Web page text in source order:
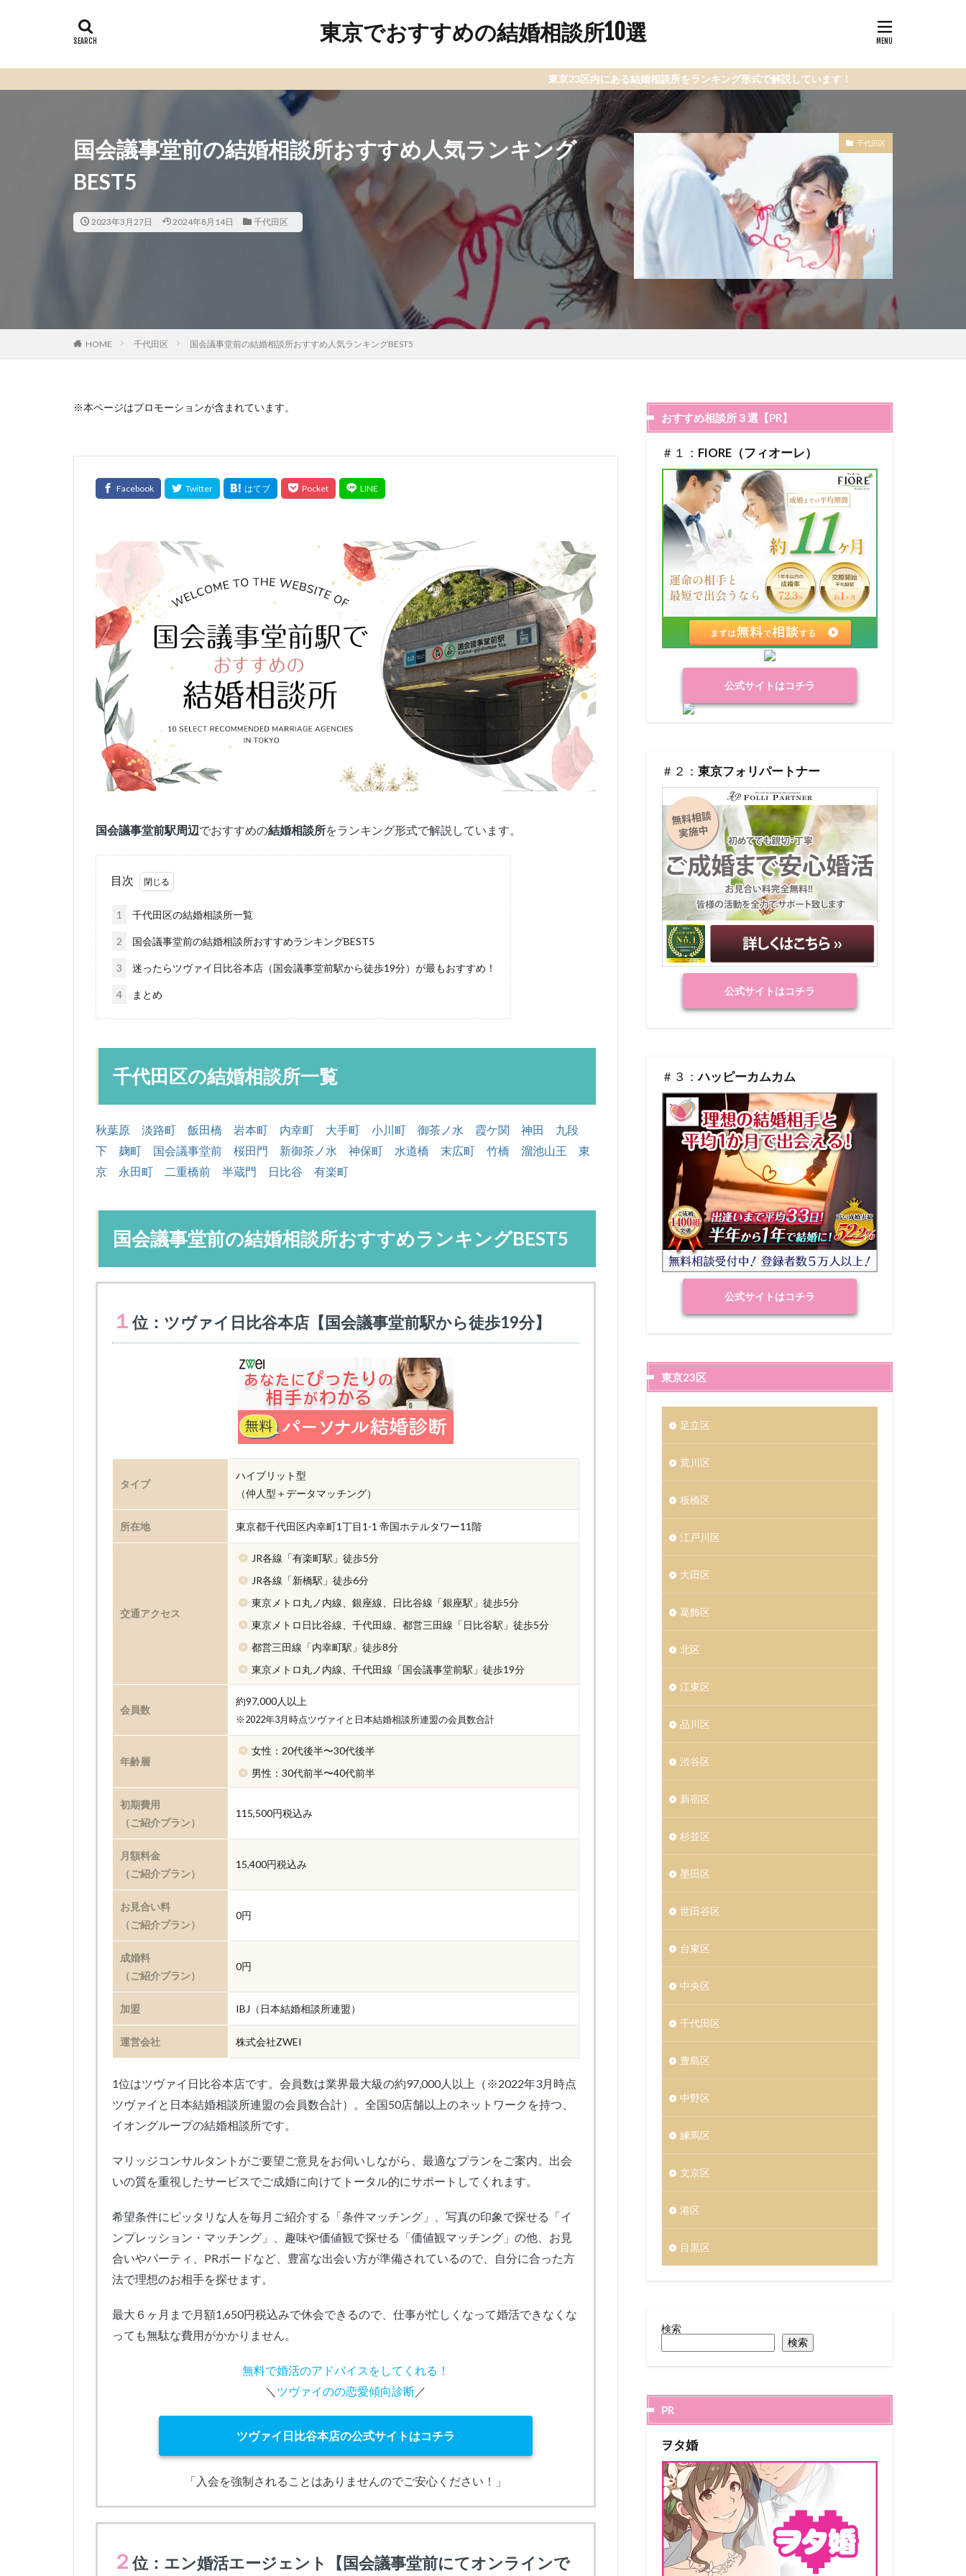
東京でおすすめの結婚相談所10選
東京23区内にある結婚相談所をランキング形式で解説しています！
国会議事堂前の結婚相談所おすすめ人気ランキング
BEST5
2023年3月27日 2024年8月14日 千代田区
千代田区
HOME 千代田区 国会議事堂前の結婚相談所おすすめ人気ランキングBEST5
※本ページはプロモーションが含まれています。
国会議事堂前駅周辺でおすすめの結婚相談所をランキング形式で解説しています。
目次
1 千代田区の結婚相談所一覧
2 国会議事堂前の結婚相談所おすすめランキングBEST5
3 迷ったらツヴァイ日比谷本店（国会議事堂前駅から徒歩19分）が最もおすすめ！
4 まとめ
千代田区の結婚相談所一覧
秋葉原 淡路町 飯田橋 岩本町 内幸町 大手町 小川町 御茶ノ水 霞ケ関 神田
九段
下
麹町 国会議事堂前 桜田門 新御茶ノ水 神保町 水道橋 末広町 竹橋 溜池山王
東
京
永田町 二重橋前 半蔵門 日比谷 有楽町
国会議事堂前の結婚相談所おすすめランキングBEST5
１ 位：ツヴァイ日比谷本店【国会議事堂前駅から徒歩19分】
タイプ
ハイブリット型
（仲人型＋データマッチング）
所在地 東京都千代田区内幸町1丁目1-1 帝国ホテルタワー11階
交通アクセス
JR各線「有楽町駅」徒歩5分
JR各線「新橋駅」徒歩6分
東京メトロ丸ノ内線、銀座線、日比谷線「銀座駅」徒歩5分
東京メトロ日比谷線、千代田線、都営三田線「日比谷駅」徒歩5分
都営三田線「内幸町駅」徒歩8分
東京メトロ丸ノ内線、千代田線「国会議事堂前駅」徒歩19分
会員数
約97,000人以上
※2022年3月時点ツヴァイと日本結婚相談所連盟の会員数合計
年齢層
女性：20代後半〜30代後半
男性：30代前半〜40代前半
初期費用
（ご紹介プラン）
115,500円税込み
月額料金
（ご紹介プラン）
15,400円税込み
お見合い料
（ご紹介プラン）
0円
成婚料
（ご紹介プラン）
0円
加盟 IBJ（日本結婚相談所連盟）
運営会社 株式会社ZWEI
1位はツヴァイ日比谷本店です。会員数は業界最大級の約97,000人以上（※2022年3月時点
ツヴァイと日本結婚相談所連盟の会員数合計）。全国50店舗以上のネットワークを持つ、
イオングループの結婚相談所です。
マリッジコンサルタントがご要望ご意見をお伺いしながら、最適なプランをご案内。出会
いの質を重視したサービスでご成婚に向けてトータル的にサポートしてくれます。
希望条件にピッタリな人を毎月ご紹介する「条件マッチング」、写真の印象で探せる「イ
ンプレッション・マッチング」、趣味や価値観で探せる「価値観マッチング」の他、お見
合いやパーティ、PRボードなど、豊富な出会い方が準備されているので、自分に合った方
法で理想のお相手を探せます。
最大６ヶ月まで月額1,650円税込みで休会できるので、仕事が忙しくなって婚活できなくな
っても無駄な費用がかかりません。
無料で婚活のアドバイスをしてくれる！
＼ ツヴァイのの恋愛傾向診断 ／
ツヴァイ日比谷本店の公式サイトはコチラ
「入会を強制されることはありませんのでご安心ください！」
２ 位：エン婚活エージェント【国会議事堂前にてオンラインで
おすすめ相談所３選【PR】
＃１： FIORE（フィオーレ）
公式サイトはコチラ
＃２： 東京フォリパートナー
公式サイトはコチラ
＃３：ハッピーカムカム
公式サイトはコチラ
東京23区
足立区
荒川区
板橋区
江戸川区
大田区
葛飾区
北区
江東区
品川区
渋谷区
新宿区
杉並区
墨田区
世田谷区
台東区
中央区
千代田区
豊島区
中野区
練馬区
文京区
港区
目黒区
検索
検索
PR
ヲタ婚